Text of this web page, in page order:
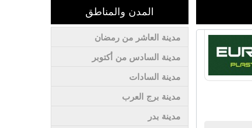
المدن والمناطق
مدينة العاشر من رمضان
مدينة السادس من أكتوبر
مدينة السادات
مدينة برج العرب
مدينة بدر